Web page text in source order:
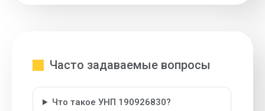
Часто задаваемые вопросы
Что такое УНП 190926830?